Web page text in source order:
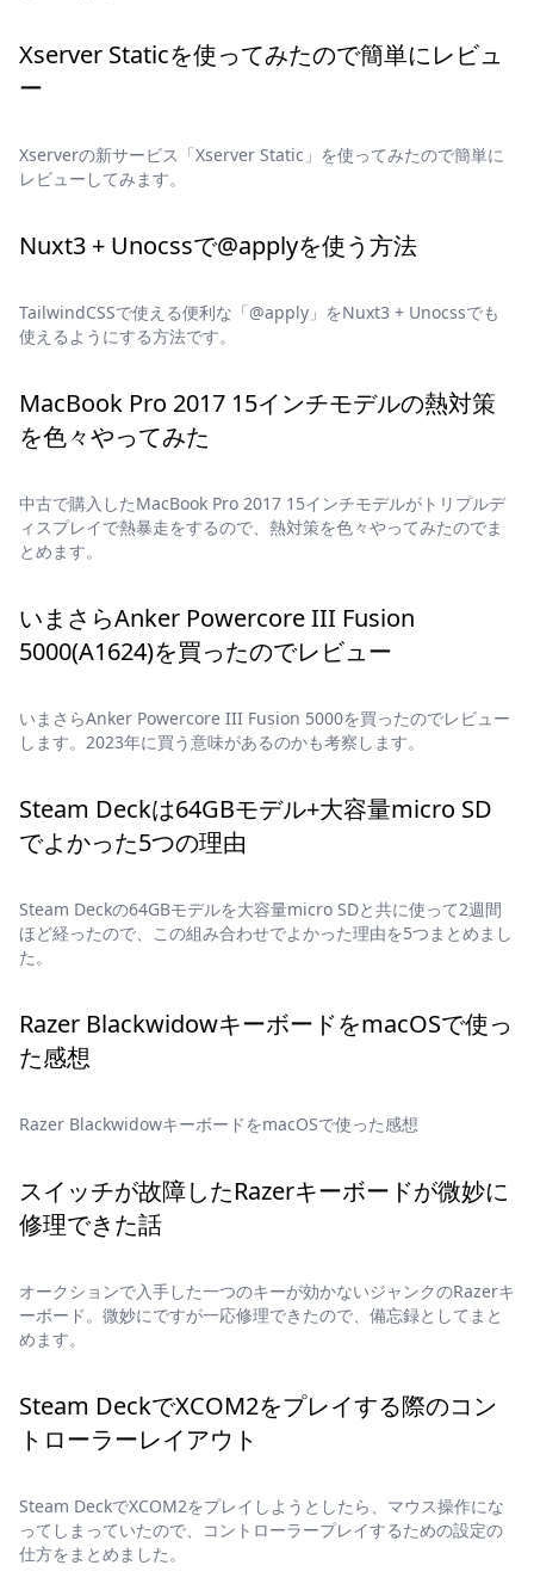
Xserver Staticを使ってみたので簡単にレビュ
ー
Xserverの新サービス「Xserver Static」を使ってみたので簡単に
レビューしてみます。
Nuxt3 + Unocssで@applyを使う方法
TailwindCSSで使える便利な「@apply」をNuxt3 + Unocssでも
使えるようにする方法です。
MacBook Pro 2017 15インチモデルの熱対策
を色々やってみた
中古で購入したMacBook Pro 2017 15インチモデルがトリプルデ
ィスプレイで熱暴走をするので、熱対策を色々やってみたのでま
とめます。
いまさらAnker Powercore III Fusion
5000(A1624)を買ったのでレビュー
いまさらAnker Powercore III Fusion 5000を買ったのでレビュー
します。2023年に買う意味があるのかも考察します。
Steam Deckは64GBモデル+大容量micro SD
でよかった5つの理由
Steam Deckの64GBモデルを大容量micro SDと共に使って2週間
ほど経ったので、この組み合わせでよかった理由を5つまとめまし
た。
Razer BlackwidowキーボードをmacOSで使っ
た感想
Razer BlackwidowキーボードをmacOSで使った感想
スイッチが故障したRazerキーボードが微妙に
修理できた話
オークションで入手した一つのキーが効かないジャンクのRazerキ
ーボード。微妙にですが一応修理できたので、備忘録としてまと
めます。
Steam DeckでXCOM2をプレイする際のコン
トローラーレイアウト
Steam DeckでXCOM2をプレイしようとしたら、マウス操作にな
ってしまっていたので、コントローラープレイするための設定の
仕方をまとめました。